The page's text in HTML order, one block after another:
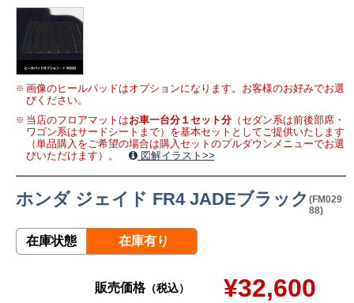
画像のヒールパッドはオプションになります。お客様のお好みでお選
びください。
当店のフロアマットはお車一台分１セット分（セダン系は前後部席・
ワゴン系はサードシートまで）を基本セットとしてご提供いたします
（単品購入をご希望の場合は購入セットのプルダウンメニューでお選
びいただけます）。
図解イラスト>>
ホンダ ジェイド FR4 JADEブラック (FM029
88)
在庫状態 在庫有り
販売価格（税込） ¥32,600